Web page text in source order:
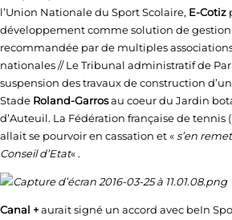
l’Union Nationale du Sport Scolaire, E-Cotiz
développement comme solution de
recommandée par de multiples
nationales // Le Tribunal administratif de
suspension des travaux de construction
Stade Roland-Garrosau coeur du Jardin
d’Auteuil. La Fédération française de tennis
allait se pourvoir en cassation et « s’en
Conseil d’Etat« .
Canal +aurait signé un accord avec beIn